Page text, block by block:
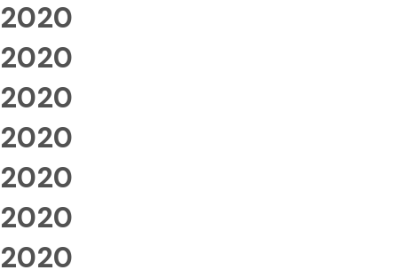
2020
2020
2020
2020
2020
2020
2020